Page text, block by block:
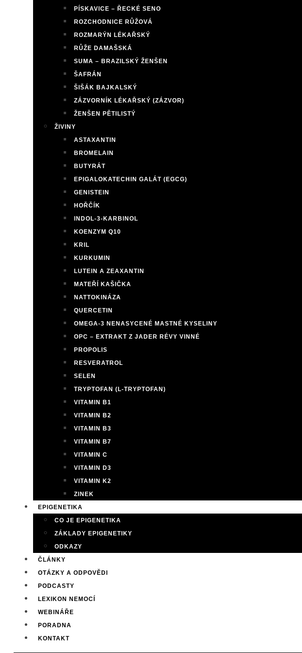
PÍSKAVICE – ŘECKÉ SENO
ROZCHODNICE RŮŽOVÁ
ROZMARÝN LÉKAŘSKÝ
RŮŽE DAMAŠSKÁ
SUMA – BRAZILSKÝ ŽENŠEN
ŠAFRÁN
ŠIŠÁK BAJKALSKÝ
ZÁZVORNÍK LÉKAŘSKÝ (ZÁZVOR)
ŽENŠEN PĚTILISTÝ
ŽIVINY
ASTAXANTIN
BROMELAIN
BUTYRÁT
EPIGALOKATECHIN GALÁT (EGCG)
GENISTEIN
HOŘČÍK
INDOL-3-KARBINOL
KOENZYM Q10
KRIL
KURKUMIN
LUTEIN A ZEAXANTIN
MATEŘÍ KAŠIČKA
NATTOKINÁZA
QUERCETIN
OMEGA-3 NENASYCENÉ MASTNÉ KYSELINY
OPC – EXTRAKT Z JADER RÉVY VINNÉ
PROPOLIS
RESVERATROL
SELEN
TRYPTOFAN (L-TRYPTOFAN)
VITAMIN B1
VITAMIN B2
VITAMIN B3
VITAMIN B7
VITAMIN C
VITAMIN D3
VITAMIN K2
ZINEK
EPIGENETIKA
CO JE EPIGENETIKA
ZÁKLADY EPIGENETIKY
ODKAZY
ČLÁNKY
OTÁZKY A ODPOVĚDI
PODCASTY
LEXIKON NEMOCÍ
WEBINÁŘE
PORADNA
KONTAKT